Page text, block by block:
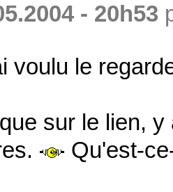
- 20h53
voulu le
sur le lien,
Qu'est-